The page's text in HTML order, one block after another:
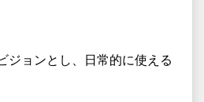
ョンとし、日常的に使える